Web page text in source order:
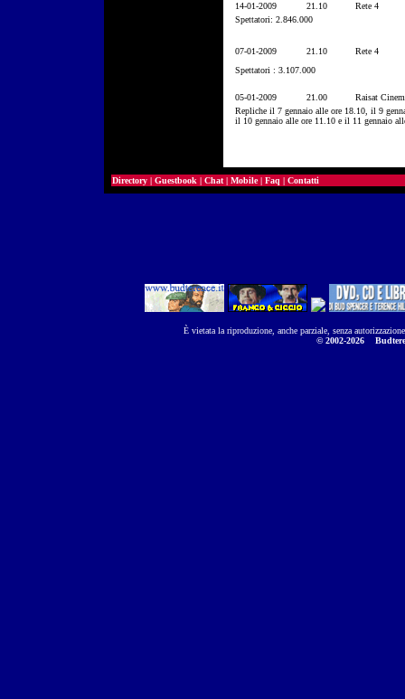
14-01-2009 21.10
Rete 4
Spettatori: 2.846.000
07-01-2009 21.10
Rete 4
Spettatori : 3.107.000
05-01-2009 21.00
Raisat
Repliche il 7 gennaio alle ore 18.10, il 9
il 10 gennaio alle ore 11.10 e il 11 gennaio
Directory | Guestbook | Chat | Mobile| Faq | Contatti
È vietata la riproduzione, anche parziale, senza
© 2002-2026